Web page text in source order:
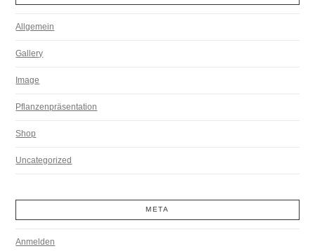
Allgemein
Gallery
Image
Pflanzenpräsentation
Shop
Uncategorized
META
Anmelden